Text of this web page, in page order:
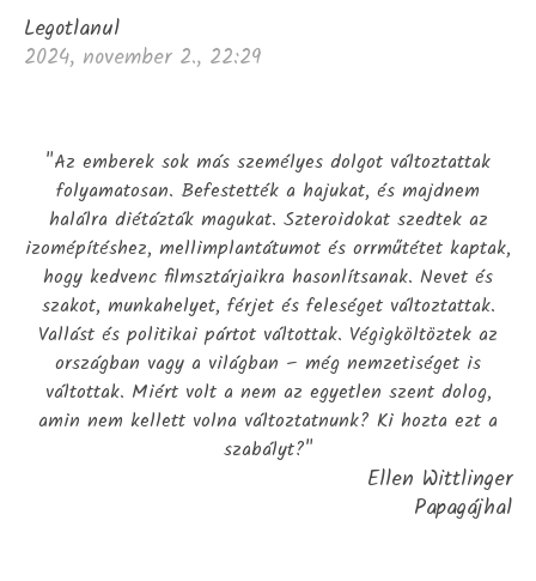
Legotlanul
2024, november 2., 22:29
"Az emberek sok más személyes dolgot változtattak
folyamatosan. Befestették a hajukat, és majdnem
halálra diétázták magukat. Szteroidokat szedtek az
izomépítéshez, mellimplantátumot és orrműtétet kaptak,
hogy kedvenc filmsztárjaikra hasonlítsanak. Nevet és
szakot, munkahelyet, férjet és feleséget változtattak.
Vallást és politikai pártot váltottak. Végigköltöztek az
országban vagy a világban – még nemzetiséget is
váltottak. Miért volt a nem az egyetlen szent dolog,
amin nem kellett volna változtatnunk? Ki hozta ezt a
szabályt?"
Ellen Wittlinger
Papagájhal